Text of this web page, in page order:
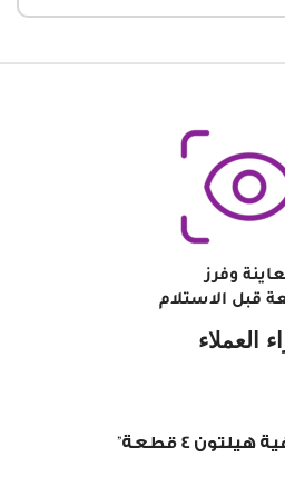
وفرز
قبل الاستلام
العملاء
4 قطعة”